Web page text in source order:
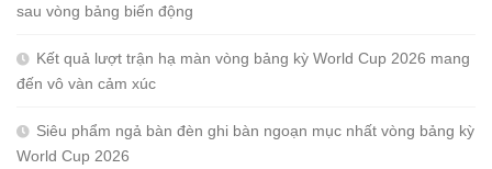
sau vòng bảng biến động
Kết quả lượt trận hạ màn vòng bảng kỳ World Cup 2026 mang
đến vô vàn cảm xúc
Siêu phẩm ngả bàn đèn ghi bàn ngoạn mục nhất vòng bảng kỳ
World Cup 2026